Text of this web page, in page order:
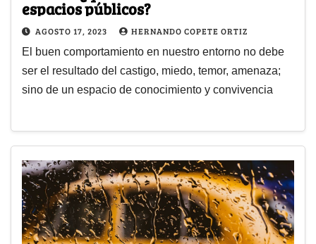
espacios públicos?
AGOSTO 17, 2023 HERNANDO COPETE ORTIZ
El buen comportamiento en nuestro entorno no debe
ser el resultado del castigo, miedo, temor, amenaza;
sino de un espacio de conocimiento y convivencia